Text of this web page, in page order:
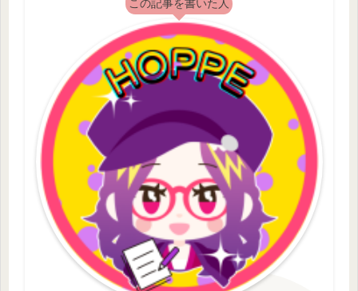
この記事を書いた人